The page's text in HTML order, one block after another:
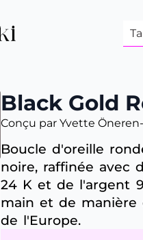
Black Gold
Conçu par Yvette
Boucle d'oreille
noire, raffinée avec
24 K et de l'argent
main et de
de l'Europe.